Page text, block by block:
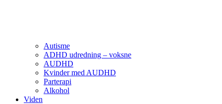
Autisme
ADHD udredning – voksne
AUDHD
Kvinder med AUDHD
Parterapi
Alkohol
Viden